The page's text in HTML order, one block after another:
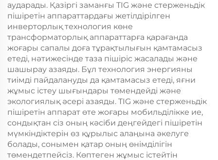
аударады. Қазіргі заманғы TIG және стерженьдік
пішіретін аппараттардағы жетілдірілген
инверторлық технология көне
трансформаторлық аппараттарға қарағанда
жоғары сапалы доға тұрақтылығын қамтамасыз
етеді, нәтижесінде таза пішіріс жасалады және
шашырау азаяды. Бұл технология энергияны
тиімді пайдалануды да қамтамасыз етеді, яғни
жұмыс істеу шығындары төмендейді және
экологиялық әсері азаяды. TIG және стерженьдік
пішіретін аппарат өте жоғары мобильділікке ие,
сондықтан сіз оның кәсіби деңгейдегі пішіретін
мүмкіндіктерін өз құрылыс алаңына әкелуге
болады, сонымен қатар оның өнімділігін
төмендетпейсіз. Көптеген жұмыс істейтін